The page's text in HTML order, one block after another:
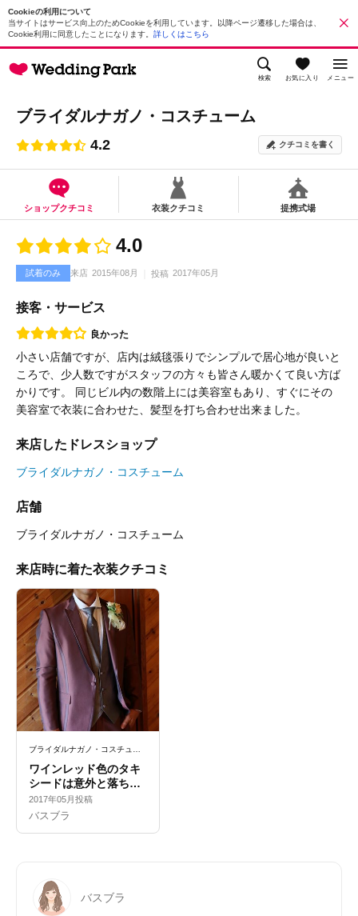
Cookieの利用について
当サイトはサービス向上のためCookieを利用しています。以降ページ遷移した場合は、
Cookie利用に同意したことになります。 詳しくはこちら
検索 お気に入り メニュー
ブライダルナガノ・コスチューム
4.2 クチコミを書く
ショップクチコミ 衣装クチコミ 提携式場
4.0
試着のみ 来店 2015年08月 投稿 2017年05月
接客・サービス
良かった
小さい店舗ですが、店内は絨毯張りでシンプルで居心地が良いと
ころで、少人数ですがスタッフの方々も皆さん暖かくて良い方ば
かりです。 同じビル内の数階上には美容室もあり、すぐにその
美容室で衣装に合わせた、髪型を打ち合わせ出来ました。
来店したドレスショップ
ブライダルナガノ・コスチューム
店舗
ブライダルナガノ・コスチューム
来店時に着た衣装クチコミ
ワインレッド色のタキ
シードは意外と落ち着
いていてカッコ良い。
2017年05月投稿
バスブラ
バスブラ